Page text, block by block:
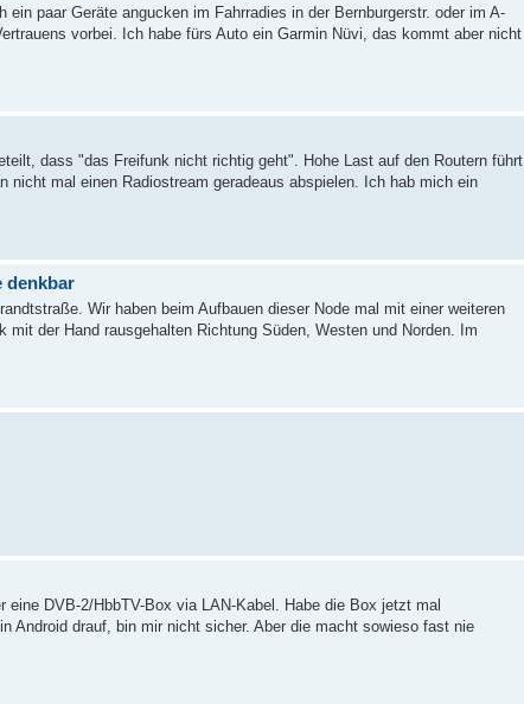
paar Geräte angucken im Fahrradies in der Bernburgerstr. oder im A-
vorbei. Ich habe fürs Auto ein Garmin Nüvi, das kommt aber nicht
dass "das Freifunk nicht richtig geht". Hohe Last auf den Routern führt
mal einen Radiostream geradeaus abspielen. Ich hab mich ein
denkbar
Wir haben beim Aufbauen dieser Node mal mit einer weiteren
der Hand rausgehalten Richtung Süden, Westen und Norden. Im
DVB-2/HbbTV-Box via LAN-Kabel. Habe die Box jetzt mal
Android drauf, bin mir nicht sicher. Aber die macht sowieso fast nie